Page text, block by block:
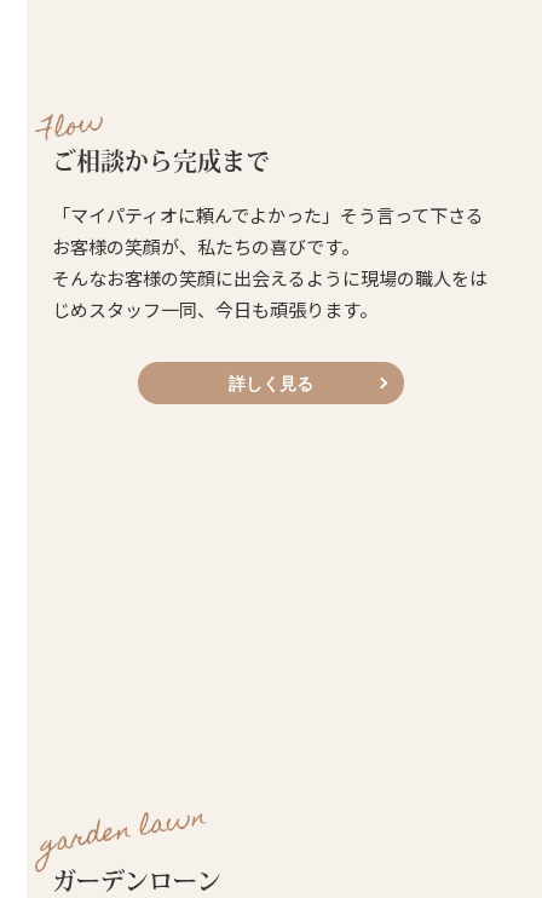
Flow
ご相談から完成まで
「マイパティオに頼んでよかった」そう言って下さる
お客様の笑顔が、私たちの喜びです。
そんなお客様の笑顔に出会えるように現場の職人をは
じめスタッフ一同、今日も頑張ります。
詳しく見る
garden lawn
ガーデンローン